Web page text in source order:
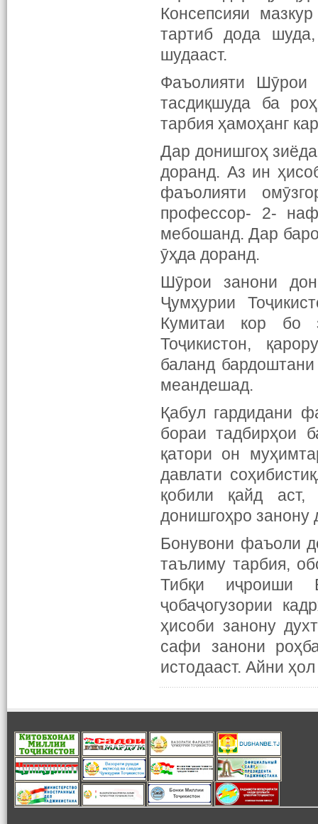
Консепсияи
тартиб дода
шудааст.
Фаъолияти Шӯрои
тасдиқшуда ба
тарбия ҳамоҳанг
Дар донишгоҳ
доранд. Аз ин
фаъолияти
профессор- 2-
мебошанд. Дар
ӯҳда доранд.
Шӯрои занони
Ҷумҳурии
Кумитаи кор бо
Тоҷикистон,
баланд
меандешад.
Қабул гардидани
бораи тадбирҳои
қатори он
давлати
қобили қайд
донишгоҳро занону
Бонувони фаъоли
таълиму тарбия,
Тибқи иҷроиши
ҷобаҷогузории
ҳисоби занону
сафи занони
истодааст. Айни